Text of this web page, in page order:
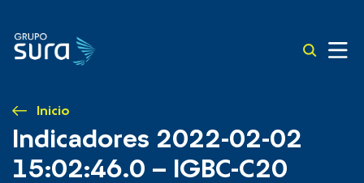
Inicio
Indicadores 2022-02-02
15:02:46.0 – IGBC-C20